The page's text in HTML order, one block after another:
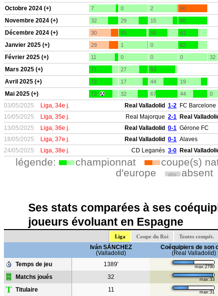
Octobre 2024 (+) 7 0 2 90
Novembre 2024 (+) 32 29 15 90
Décembre 2024 (+) 30 85 58 61
Janvier 2025 (+) 29 1 0 62
Février 2025 (+) 11 0 0 0 32
Mars 2025 (+) 71 27 83
Avril 2025 (+) 72 17 44 19
Mai 2025 (+) 72 32 67 44 0
03/05/2025 Liga, 34e j. Real Valladolid 1-2 FC Barcelone
10/05/2025
Liga, 35e j. Real Majorque 2-1 Real
13/05/2025
Liga, 36e j. Real Valladolid 0-1 Gérone FC
18/05/2025
Liga, 37e j. Real Valladolid 0-1 Alaves
24/05/2025
Liga, 38e j. CD Leganés 3-0 Real
légende: championnat
coupe(s)
d'europe
abs. absent
Ses stats comparées à ses
joueurs évoluant en Espagne
Liga Coupe du Roi Toutes compét.
Iván SÁNCHEZ
(Valladolid)
Coéquipiers de son
(Real Valladolid)
Temps de jeu
1389' max:2790
Matchs joués 32 max:33
T Titulaire 11 max:31